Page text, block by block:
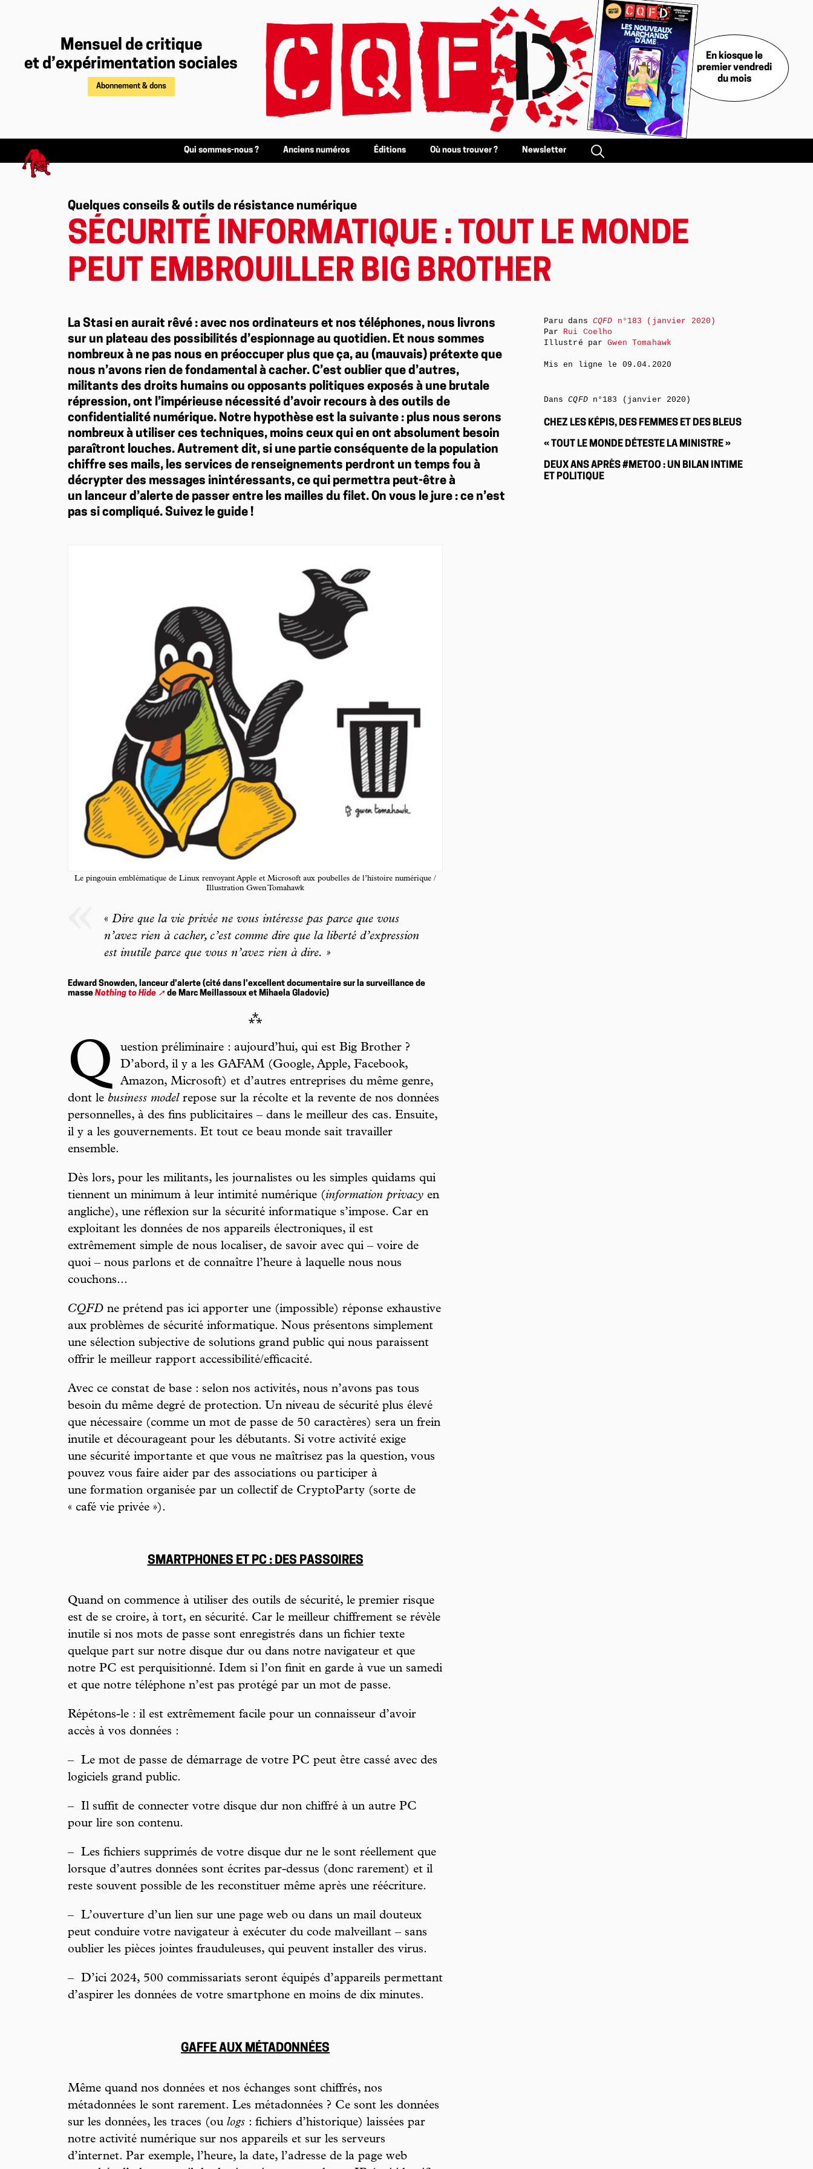
Mensuel de critique
et d’expérimentation sociales
Abonnement & dons
En kiosque le
premier vendredi
du mois
Qui sommes-nous ? Anciens numéros Éditions Où nous trouver ? Newsletter
Quelques conseils & outils de résistance numérique
SÉCURITÉ INFORMATIQUE : TOUT LE MONDE
PEUT EMBROUILLER BIG BROTHER
La Stasi en aurait rêvé : avec nos ordinateurs et nos téléphones, nous livrons
sur un plateau des possibilités d’espionnage au quotidien. Et nous sommes
nombreux à ne pas nous en préoccuper plus que ça, au (mauvais) prétexte que
nous n’avons rien de fondamental à cacher. C’est oublier que d’autres,
militants des droits humains ou opposants politiques exposés à une brutale
répression, ont l’impérieuse nécessité d’avoir recours à des outils de
confidentialité numérique. Notre hypothèse est la suivante : plus nous serons
nombreux à utiliser ces techniques, moins ceux qui en ont absolument besoin
paraîtront louches. Autrement dit, si une partie conséquente de la population
chiffre ses mails, les services de renseignements perdront un temps fou à
décrypter des messages inintéressants, ce qui permettra peut-être à
un lanceur d’alerte de passer entre les mailles du filet. On vous le jure : ce n’est
pas si compliqué. Suivez le guide !
Le pingouin emblématique de Linux renvoyant Apple et Microsoft aux poubelles de l’histoire numérique /
Illustration Gwen Tomahawk
« Dire que la vie privée ne vous intéresse pas parce que vous
n’avez rien à cacher, c’est comme dire que la liberté d’expression
est inutile parce que vous n’avez rien à dire. »
Edward Snowden, lanceur d’alerte (cité dans l’excellent documentaire sur la surveillance de
masse Nothing to Hide de Marc Meillassoux et Mihaela Gladovic)
⁂
Q
uestion préliminaire : aujourd’hui, qui est Big Brother ?
D’abord, il y a les GAFAM (Google, Apple, Facebook,
Amazon, Microsoft) et d’autres entreprises du même genre,
dont le business model repose sur la récolte et la revente de nos données
personnelles, à des fins publicitaires – dans le meilleur des cas. Ensuite,
il y a les gouvernements. Et tout ce beau monde sait travailler
ensemble.
Dès lors, pour les militants, les journalistes ou les simples quidams qui
tiennent un minimum à leur intimité numérique (information privacy en
angliche), une réflexion sur la sécurité informatique s’impose. Car en
exploitant les données de nos appareils électroniques, il est
extrêmement simple de nous localiser, de savoir avec qui – voire de
quoi – nous parlons et de connaître l’heure à laquelle nous nous
couchons...
CQFD ne prétend pas ici apporter une (impossible) réponse exhaustive
aux problèmes de sécurité informatique. Nous présentons simplement
une sélection subjective de solutions grand public qui nous paraissent
offrir le meilleur rapport accessibilité/efficacité.
Avec ce constat de base : selon nos activités, nous n’avons pas tous
besoin du même degré de protection. Un niveau de sécurité plus élevé
que nécessaire (comme un mot de passe de 50 caractères) sera un frein
inutile et décourageant pour les débutants. Si votre activité exige
une sécurité importante et que vous ne maîtrisez pas la question, vous
pouvez vous faire aider par des associations ou participer à
une formation organisée par un collectif de CryptoParty (sorte de
« café vie privée »).
SMARTPHONES ET PC : DES PASSOIRES
Quand on commence à utiliser des outils de sécurité, le premier risque
est de se croire, à tort, en sécurité. Car le meilleur chiffrement se révèle
inutile si nos mots de passe sont enregistrés dans un fichier texte
quelque part sur notre disque dur ou dans notre navigateur et que
notre PC est perquisitionné. Idem si l’on finit en garde à vue un samedi
et que notre téléphone n’est pas protégé par un mot de passe.
Répétons-le : il est extrêmement facile pour un connaisseur d’avoir
accès à vos données :
– Le mot de passe de démarrage de votre PC peut être cassé avec des
logiciels grand public.
– Il suffit de connecter votre disque dur non chiffré à un autre PC
pour lire son contenu.
– Les fichiers supprimés de votre disque dur ne le sont réellement que
lorsque d’autres données sont écrites par-dessus (donc rarement) et il
reste souvent possible de les reconstituer même après une réécriture.
– L’ouverture d’un lien sur une page web ou dans un mail douteux
peut conduire votre navigateur à exécuter du code malveillant – sans
oublier les pièces jointes frauduleuses, qui peuvent installer des virus.
– D’ici 2024, 500 commissariats seront équipés d’appareils permettant
d’aspirer les données de votre smartphone en moins de dix minutes.
GAFFE AUX MÉTADONNÉES
Même quand nos données et nos échanges sont chiffrés, nos
métadonnées le sont rarement. Les métadonnées ? Ce sont les données
sur les données, les traces (ou logs : fichiers d’historique) laissées par
notre activité numérique sur nos appareils et sur les serveurs
d’internet. Par exemple, l’heure, la date, l’adresse de la page web
Paru dans CQFD n°183 (janvier 2020)
Par Rui Coelho
Illustré parGwen Tomahawk
Mis en ligne le 09.04.2020
DansCQFDn°183 (janvier 2020)
CHEZ LES KÉPIS, DES FEMMES ET DES BLEUS
« TOUT LE MONDE DÉTESTE LA MINISTRE »
DEUX ANS APRÈS #METOO : UN BILAN INTIME
ET POLITIQUE